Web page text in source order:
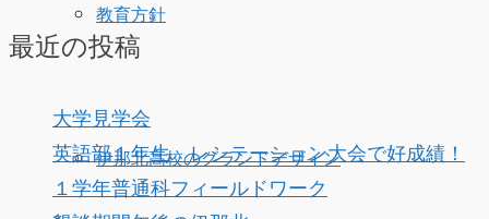
教育方針
伊那北高校のグランドデザイン
最近の投稿
大学見学会
英語部１年生 レシテーション大会で好成績！
１学年普通科フィールドワーク